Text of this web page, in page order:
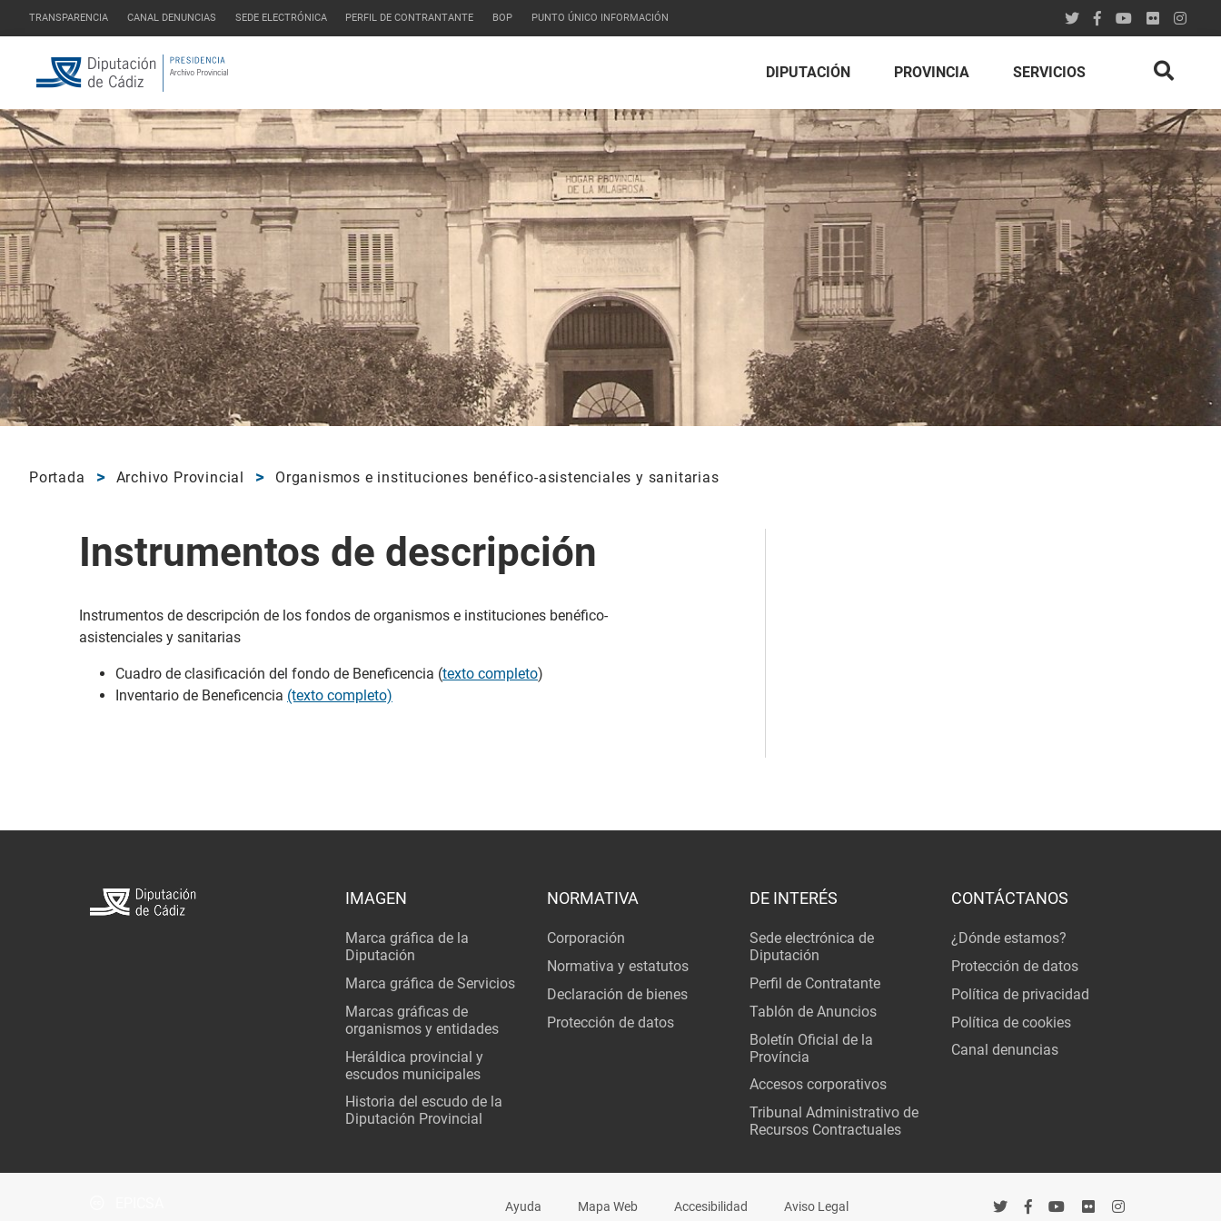
TRANSPARENCIA CANAL DENUNCIAS SEDE ELECTRÓNICA PERFIL DE CONTRANTANTE BOP PUNTO ÚNICO INFORMACIÓN
DIPUTACIÓN PROVINCIA SERVICIOS
Portada Archivo Provincial Organismos e instituciones benéfico-asistenciales y sanitarias
Instrumentos de descripción
Instrumentos de descripción de los fondos de organismos e instituciones benéfico-
asistenciales y sanitarias
Cuadro de clasificación del fondo de Beneficencia (texto completo)
Inventario de Beneficencia (texto completo)
IMAGEN
Marca gráfica de la
Diputación
Marca gráfica de Servicios
Marcas gráficas de
organismos y entidades
Heráldica provincial y
escudos municipales
Historia del escudo de la
Diputación Provincial
NORMATIVA
Corporación
Normativa y estatutos
Declaración de bienes
Protección de datos
DE INTERÉS
Sede electrónica de
Diputación
Perfil de Contratante
Tablón de Anuncios
Boletín Oficial de la
Província
Accesos corporativos
Tribunal Administrativo de
Recursos Contractuales
CONTÁCTANOS
¿Dónde estamos?
Protección de datos
Política de privacidad
Política de cookies
Canal denuncias
Ayuda Mapa Web Accesibilidad Aviso Legal